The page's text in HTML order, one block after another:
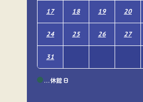
17 18 19 20
24 25 26 27
31
…休館日